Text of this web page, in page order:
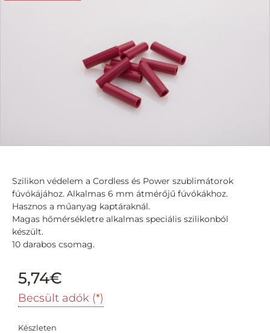
Szilikon védelem a Cordless és Power szublimátorok
fúvókájához. Alkalmas 6 mm átmérőjű fúvókákhoz.
Hasznos a műanyag kaptáraknál.
Magas hőmérsékletre alkalmas speciális szilikonból
készült.
10 darabos csomag.
5,74€
Becsült adók (*)
Készleten